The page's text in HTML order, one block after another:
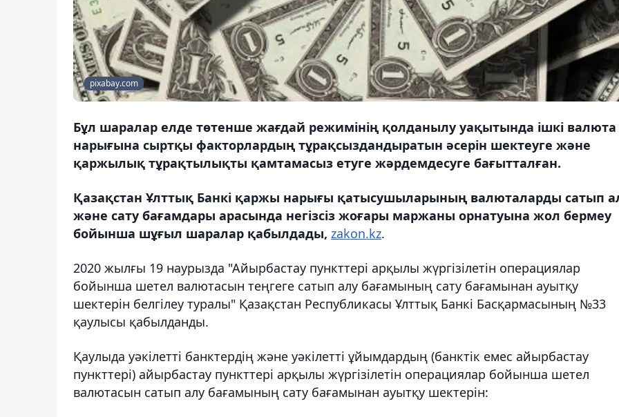
pixabay.com
Бұл шаралар елде төтенше жағдай режимінің қолданылу уақытында ішкі валюта
нарығына сыртқы факторлардың тұрақсыздандыратын әсерін шектеуге және
қаржылық тұрақтылықты қамтамасыз етуге жәрдемдесуге бағытталған.
Қазақстан Ұлттық Банкі қаржы нарығы қатысушыларының валюталарды сатып
және сату бағамдары арасында негізсіз жоғары маржаны орнатуына жол бермеу
бойынша шұғыл шаралар қабылдады, zakon.kz.
2020 жылғы 19 наурызда "Айырбастау пункттері арқылы жүргізілетін операциялар
бойынша шетел валютасын теңгеге сатып алу бағамының сату бағамынан ауытқу
шектерін белгілеу туралы" Қазақстан Республикасы Ұлттық Банкі Басқармасының №33
қаулысы қабылданды.
Қаулыда уәкілетті банктердің және уәкілетті ұйымдардың (банктік емес айырбастау
пункттері) айырбастау пункттері арқылы жүргізілетін операциялар бойынша шетел
валютасын сатып алу бағамының сату бағамынан ауытқу шектерін: